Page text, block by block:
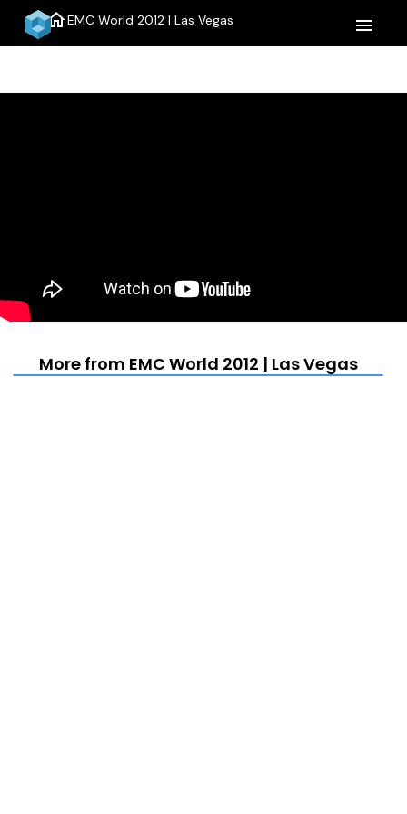
homeEMC World 2012 | Las Vegas menu
More from EMC World 2012 | Las Vegas